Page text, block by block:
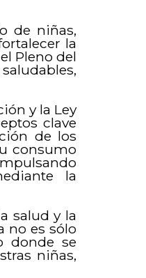
de niñas,
la
Pleno del
y la Ley
clave
de los
consumo
la
salud y la
no es sólo
donde se
niñas,